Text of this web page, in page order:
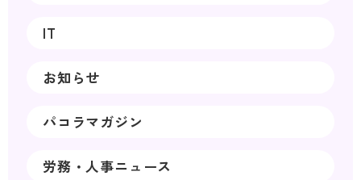
IT
お知らせ
パコラマガジン
労務・人事ニュース